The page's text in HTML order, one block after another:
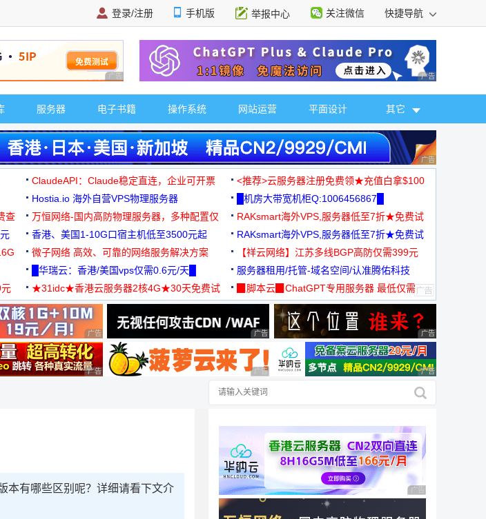
登录/注册 手机版 举报中心 关注微信 快捷导航
广告 商业广告，理性选择 广告 商业广告，理
服务器 电子书籍 操作系统 网站运营 平面设计 其它
广告 商业广告，理
ClaudeAPI：Claude稳定直连，企业可开票
<推荐>云服务器注册免费领★充值白拿$100
Hostia.io 海外自营VPS物理服务器
█机房大带宽机柜Q:1006456867█
查
万恒网络-国内高防物理服务器，多种配置仅
99元/月起
RAKsmart海外VPS,服务器低至7折★免费试
用★
香港、美国1-10G口宿主机低至3500元起
RAKsmart海外VPS,服务器低至7折★免费试
用★
微子网络 高效、可靠的网络服务解决方案
【祥云网络】江苏多线BGP高防仅需399元
█华瑞云：香港/美国vps仅需0.6元/天█
服务器租用/托管-域名空间/认准腾佑科技
★31idc★香港云服务器2核4G★30天免费试
用◆
▉脚本云▉ChatGPT专用服务器 最低仅需
19元/月
广告 商业广告，理性选择 广告 商业广告，理性选择 广告 商业广告，理
广告 商业广告，理性选择 广告 商业广告，理性选择 广告 商业广告，理
本有哪些区别呢？详细请看下文介
广告 商业广告，理性